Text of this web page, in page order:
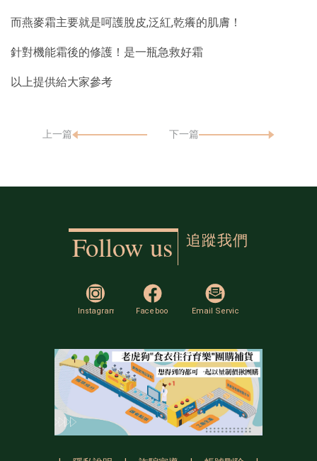
而燕麥霜主要就是呵護脫皮,泛紅,乾癢的肌膚！
針對機能霜後的修護！是一瓶急救好霜
以上提供給大家參考
上一篇 下一篇
Follow us 追蹤我們